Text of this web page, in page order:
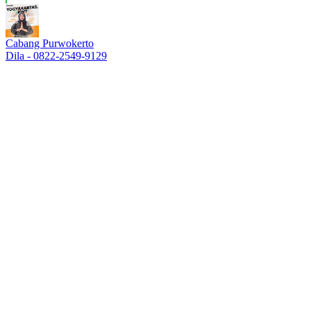
Cabang Purwokerto
Dila - 0822-2549-9129